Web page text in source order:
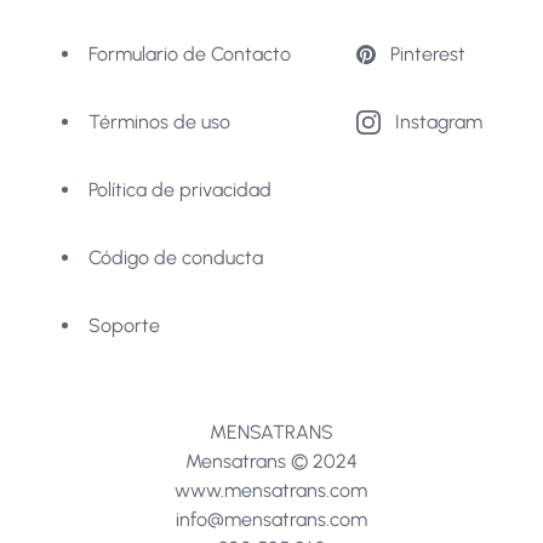
Formulario de Contacto
Términos de uso
Política de privacidad
Código de conducta
Soporte
Pinterest
Instagram
MENSATRANS
Mensatrans © 2024
www.mensatrans.com
info@mensatrans.com